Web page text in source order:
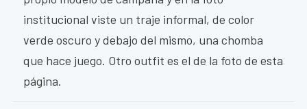
institucional viste un traje informal, de color
verde oscuro y debajo del mismo, una chomba
que hace juego. Otro outfit es el de la foto de esta
página.